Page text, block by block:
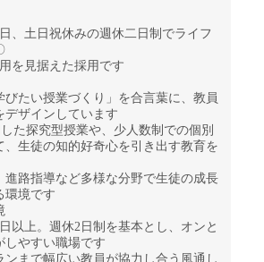
、土日祝休みの週休二日制でライフ
を見据えた採用です
びたい授業づくり」を合言葉に、教員
デザインしています
た探究型授業や、少人数制での個別
、生徒の知的好奇心を引き出す教育を
進路指導など多様な分野で生徒の成長
環境です
以上。週休2日制を基本とし、オンと
しやすい職場です
ンまで幅広い教員が協力し合う風通し